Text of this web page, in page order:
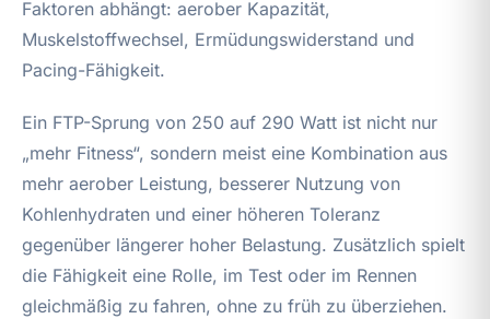
Faktoren abhängt: aerober Kapazität,
Muskelstoffwechsel, Ermüdungswiderstand und
Pacing-Fähigkeit.
Ein FTP-Sprung von 250 auf 290 Watt ist nicht nur
„mehr Fitness“, sondern meist eine Kombination aus
mehr aerober Leistung, besserer Nutzung von
Kohlenhydraten und einer höheren Toleranz
gegenüber längerer hoher Belastung. Zusätzlich spielt
die Fähigkeit eine Rolle, im Test oder im Rennen
gleichmäßig zu fahren, ohne zu früh zu überziehen.